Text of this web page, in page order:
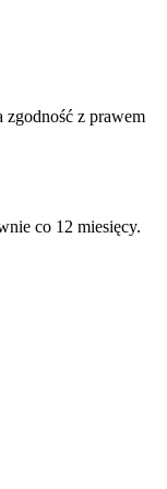
z prawem
co 12 miesięcy.